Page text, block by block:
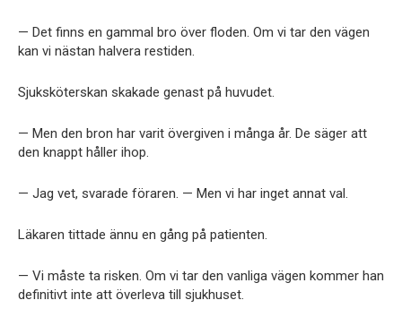
— Det finns en gammal bro över floden. Om vi tar den vägen
kan vi nästan halvera restiden.
Sjuksköterskan skakade genast på huvudet.
— Men den bron har varit övergiven i många år. De säger att
den knappt håller ihop.
— Jag vet, svarade föraren. — Men vi har inget annat val.
Läkaren tittade ännu en gång på patienten.
— Vi måste ta risken. Om vi tar den vanliga vägen kommer han
definitivt inte att överleva till sjukhuset.